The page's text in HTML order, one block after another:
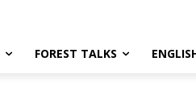
FOREST TALKS